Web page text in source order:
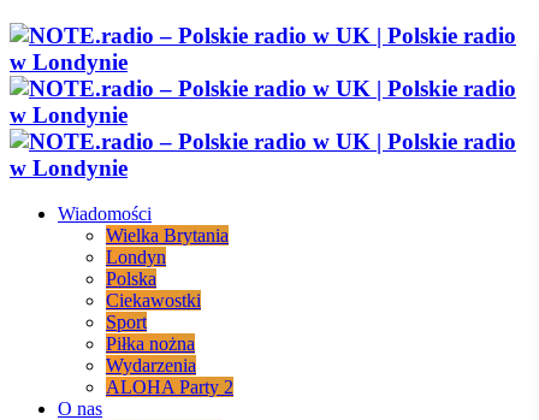
Wiadomości
Wielka Brytania
Londyn
Polska
Ciekawostki
Sport
Piłka nożna
Wydarzenia
ALOHA Party 2
O nas